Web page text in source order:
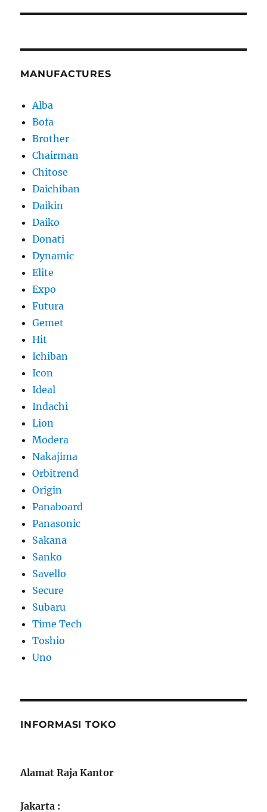
MANUFACTURES
Alba
Bofa
Brother
Chairman
Chitose
Daichiban
Daikin
Daiko
Donati
Dynamic
Elite
Expo
Futura
Gemet
Hit
Ichiban
Icon
Ideal
Indachi
Lion
Modera
Nakajima
Orbitrend
Origin
Panaboard
Panasonic
Sakana
Sanko
Savello
Secure
Subaru
Time Tech
Toshio
Uno
INFORMASI TOKO
Alamat Raja Kantor
Jakarta :